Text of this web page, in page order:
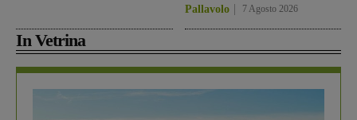
Pallavolo 7 Agosto 2026
In Vetrina